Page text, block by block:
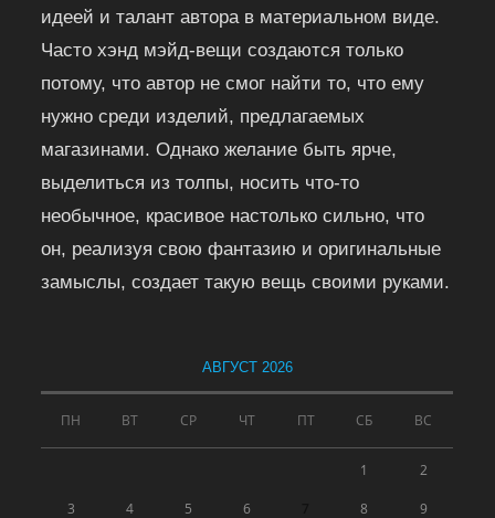
идеей и талант автора в материальном виде.
Часто хэнд мэйд-вещи создаются только
потому, что автор не смог найти то, что ему
нужно среди изделий, предлагаемых
магазинами. Однако желание быть ярче,
выделиться из толпы, носить что-то
необычное, красивое настолько сильно, что
он, реализуя свою фантазию и оригинальные
замыслы, создает такую вещь своими руками.
АВГУСТ 2026
ПН ВТ СР ЧТ ПТ СБ ВС
1 2
3 4 5 6 8 9